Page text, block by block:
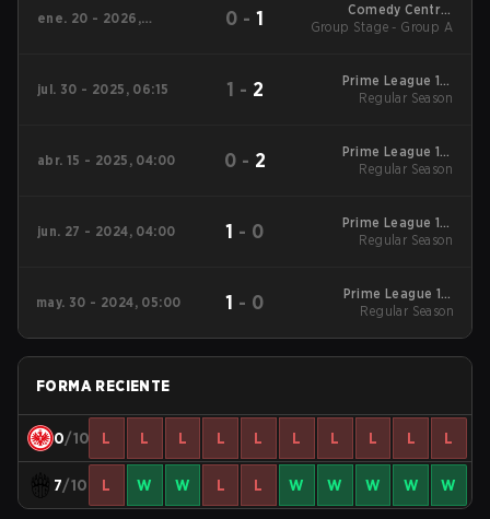
ene. 20 - 2026,
0 -1
Comedy Central
Winter Snowdown -
2026
Group Stage - Group A
jul. 30 - 2025, 06:15 1 - 2
Prime League 1st
Division Summer
Regular Season
abr. 15 - 2025, 04:00 0 - 2
Prime League 1st
Division Spring 2025
Regular Season
jun. 27 - 2024, 04:00 1 - 0
Prime League 1st
Division Summer
Regular Season
may. 30 - 2024, 05:00 1 - 0
Prime League 1st
Division Summer
Regular Season
FORMA RECIENTE
0/10 L L L L L L L L L L
7/10 L W W L L W W W W W